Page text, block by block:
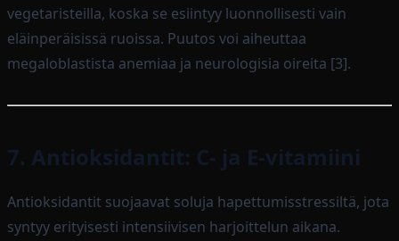
vegetaristeilla, koska se esiintyy luonnollisesti vain
eläinperäisissä ruoissa. Puutos voi aiheuttaa
megaloblastista anemiaa ja neurologisia oireita [3].
7. Antioksidantit: C- ja E-vitamiini
Antioksidantit suojaavat soluja hapettumisstressiltä, jota
syntyy erityisesti intensiivisen harjoittelun aikana.